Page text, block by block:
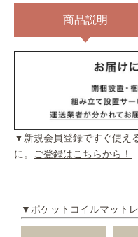
商品説明
▼新規会員登録ですぐ使え
に。
ご登録はこちらから！
▼ポケットコイルマット